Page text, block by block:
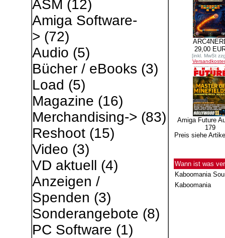
ASM (12)
Amiga Software-
> (72)
Audio (5)
Bücher / eBooks (3)
Load (5)
Magazine (16)
Merchandising-> (83)
Reshoot (15)
Video (3)
VD aktuell (4)
Anzeigen /
Spenden (3)
Sonderangebote (8)
PC Software (1)
29,00
[inkl. MwSt
Amiga Future
179
Preis siehe
Wann ist was
Kaboomania
Kaboomania